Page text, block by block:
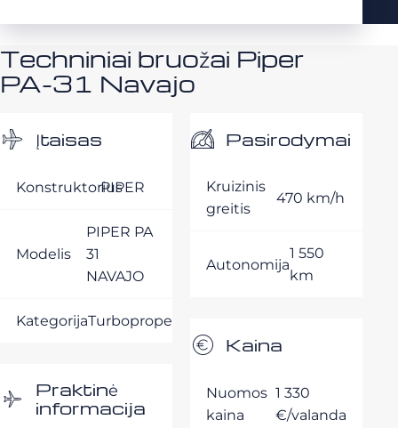
Techniniai bruožai Piper
PA-31 Navajo
Įtaisas
KonstruktoriusPIPER
Modelis
PIPER PA
31
NAVAJO
KategorijaTurbopropeleriai
Praktinė
informacija
Pasirodymai
Kruizinis
greitis
470 km/h
Autonomija
1 550
km
Kaina
Nuomos
kaina
1 330
€/valanda